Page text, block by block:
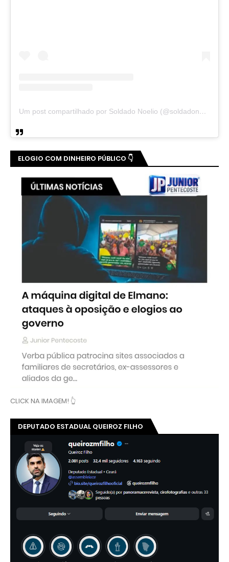
Um post compartilhado por Soldado Noelio (@soldadonoelio)
ELOGIO COM DINHEIRO PÚBLICO 👇
CLICK NA IMAGEM! 👆
DEPUTADO ESTADUAL QUEIROZ FILHO